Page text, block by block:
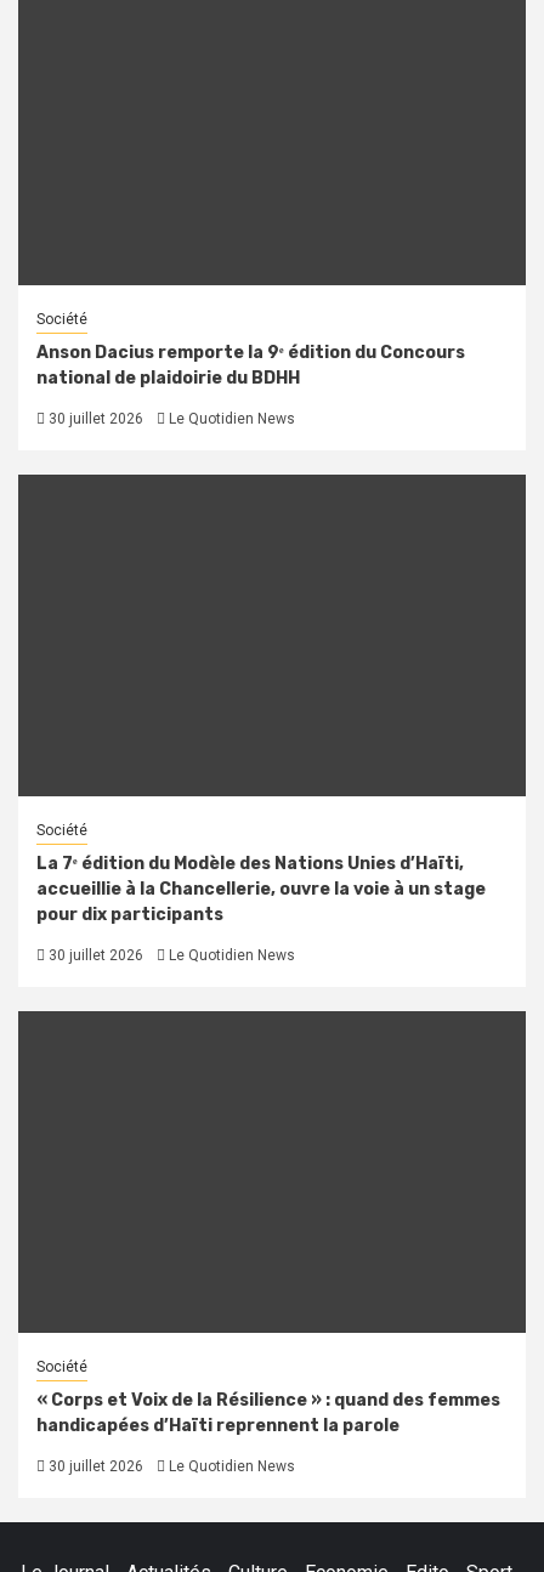
Société
Anson Dacius remporte la 9ᵉ édition du Concours
national de plaidoirie du BDHH
30 juillet 2026 Le Quotidien News
Société
La 7ᵉ édition du Modèle des Nations Unies d’Haïti,
accueillie à la Chancellerie, ouvre la voie à un stage
pour dix participants
30 juillet 2026 Le Quotidien News
Société
« Corps et Voix de la Résilience » : quand des femmes
handicapées d’Haïti reprennent la parole
30 juillet 2026 Le Quotidien News